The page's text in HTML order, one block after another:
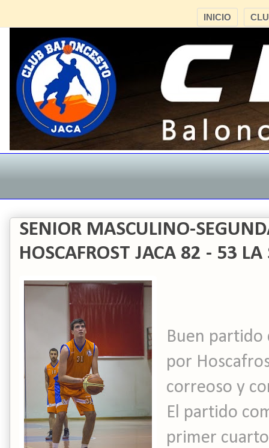
INICIO
SENIOR MASCULINO-
HOSCAFROST JACA 82 - 53
Buen partido
por
correoso y
El partido
primer